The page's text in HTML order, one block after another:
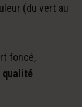
(du vert au
foncé,
qualité